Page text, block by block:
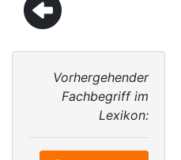
Vorhergehender
Fachbegriff im
Lexikon: